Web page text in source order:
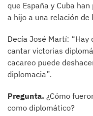
que España y Cuba
a hijo a una relación de
Decía José Martí:
cantar victorias
cacareo puede
diplomacia”.
Pregunta. ¿Cómo
como diplomático?